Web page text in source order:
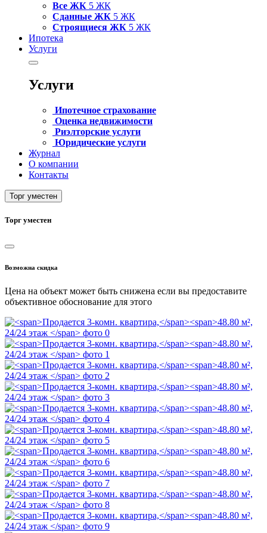
Все ЖК 5 ЖК
Сданные ЖК 5 ЖК
Строящиеся ЖК 5 ЖК
Ипотека
Услуги
Услуги
Ипотечное страхование
Оценка недвижимости
Риэлторские услуги
Юридические услуги
Журнал
О компании
Контакты
Торг уместен
Торг уместен
Возможна скидка
Цена на объект может быть снижена если вы предоставите
объективное обоснование для этого